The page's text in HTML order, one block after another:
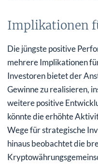
Implikationen
Die jüngste positive
mehrere Implikationen
Investoren bietet der
Gewinne zu realisieren,
weitere positive
könnte die erhöhte
Wege für strategische
hinaus beobachtet die